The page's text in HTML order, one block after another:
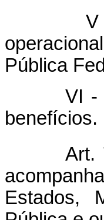
V - as
Pública
VI - os
benefícios.
Art.
Estados,